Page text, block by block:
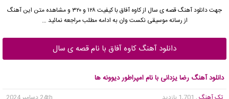
جهت دانلود آهنگ قصه ی سال از کاوه آفاق با کیفیت ۱۲۸ و ۳۲۰ و مشاهده متن این آهنگ
از رسانه موسیقی نکست وان به ادامه مطلب مراجعه نمائید …
دانلود آهنگ کاوه آفاق با نام قصه ی سال
دانلود آهنگ رضا یزدانی با نام امپراطور دیوونه ها